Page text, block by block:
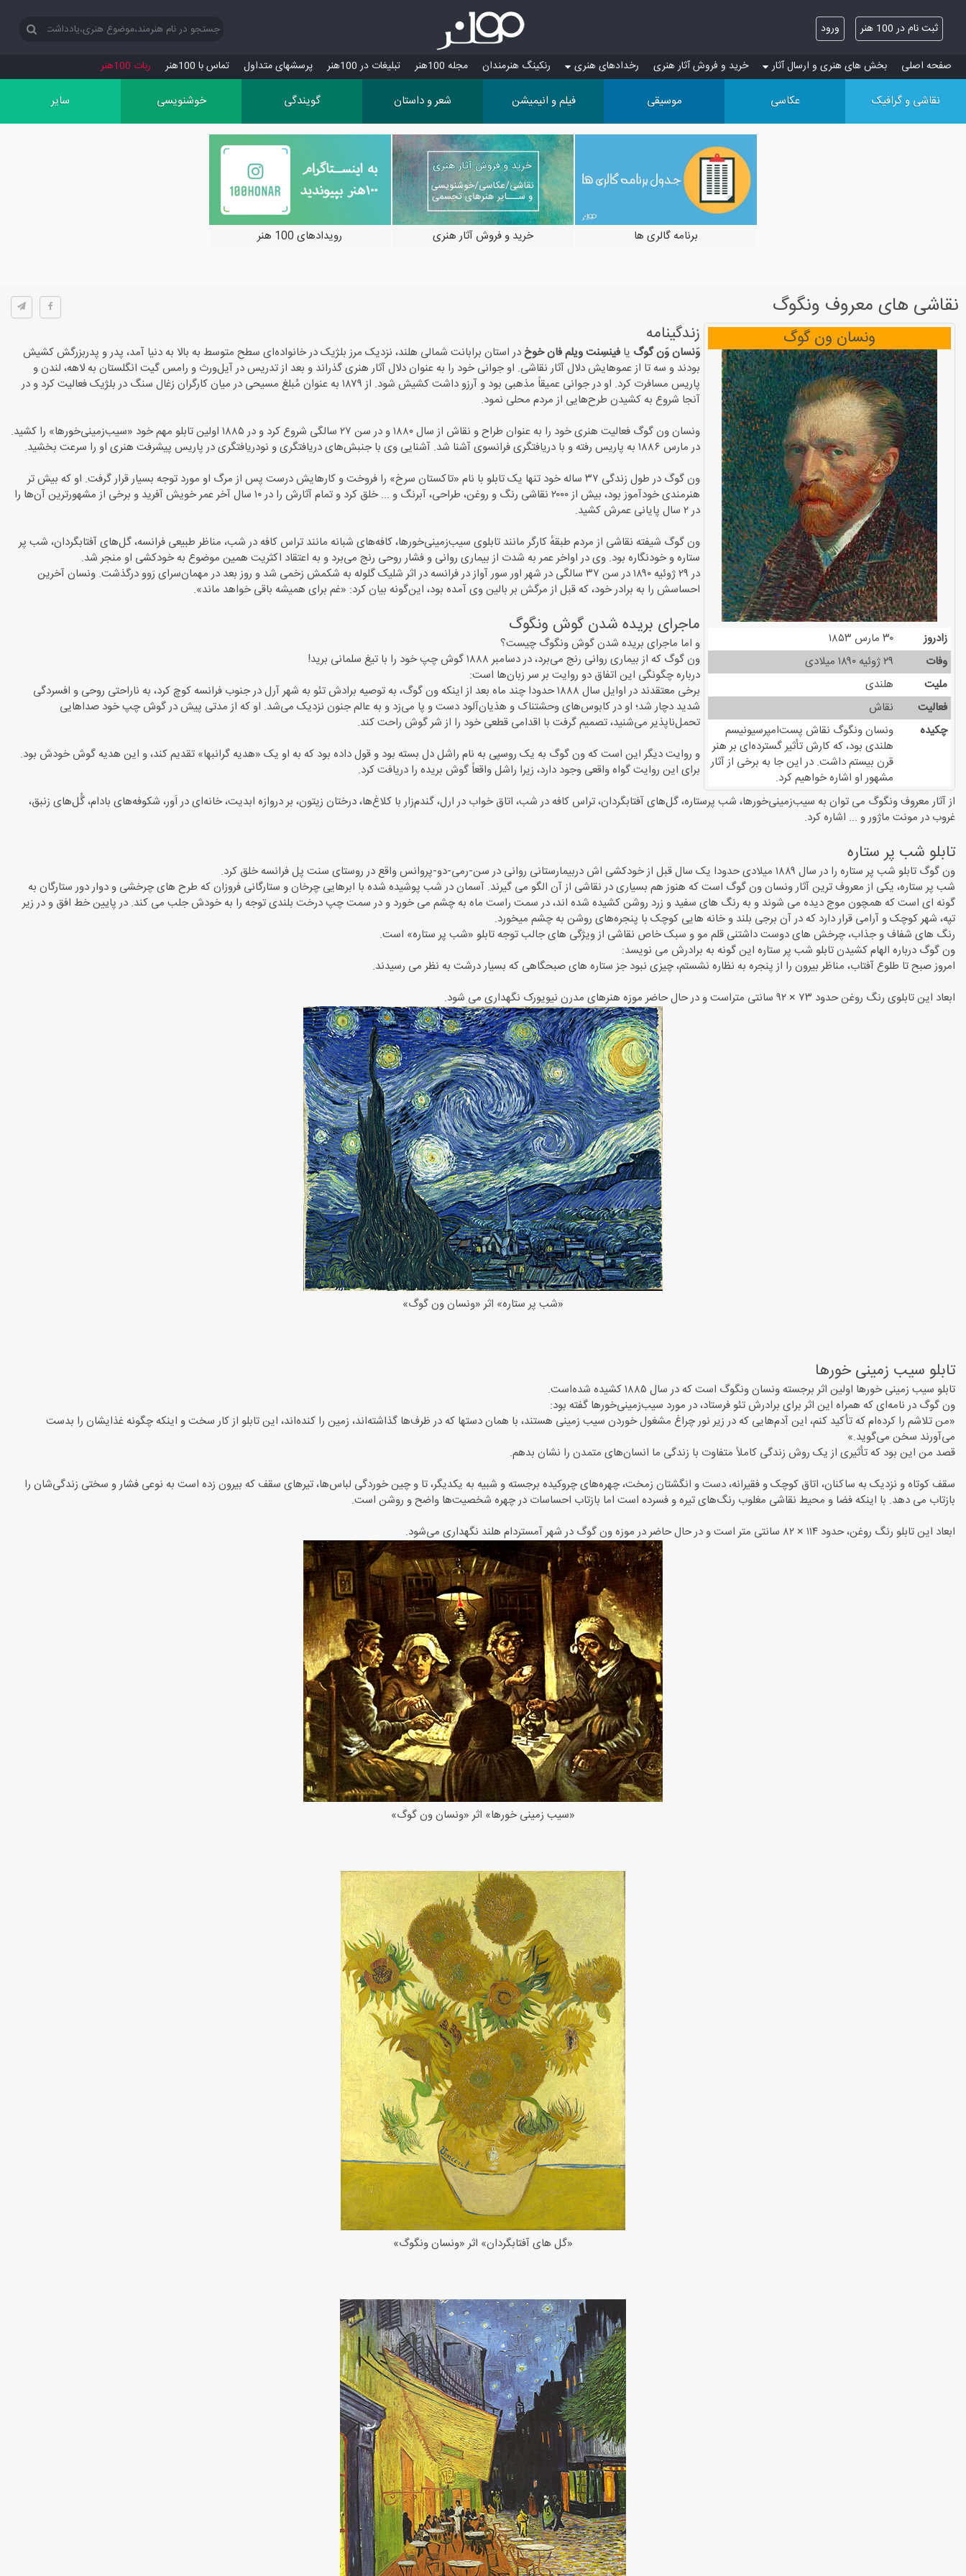
ثبت نام در 100 هنر ورود
صفحه اصلی بخش های هنری و ارسال آثار خرید و فروش آثار هنری رخدادهای هنری رنکینگ هنرمندان مجله 100هنر تبلیغات در 100هنر پرسش‏های متداول تماس با 100هنر ربات 100هنر
نقاشی و گرافیک عکاسی موسیقی فیلم و انیمیشن شعر و داستان گویندگی خوشنویسی سایر
رویدادهای 100 هنر خرید و فروش آثار هنری برنامه گالری ها
نقاشی های معروف ونگوگ
ونسان ون گوگ
زادروز
۳۰ مارس ۱۸۵۳
وفات
۲۹ ژوئیه ۱۸۹۰ میلادی
ملیت
هلندی
فعالیت
نقاش
چکیده
ونسان ونگوگ نقاش پست‌امپرسیونیسم
هلندی بود، که کارش تأثیر گسترده‌ای بر هنر
قرن بیستم داشت. در این جا به برخی از آثار
مشهور او اشاره خواهیم کرد.
زندگینامه
وَنسانوَن گوگ یا فینسِنت ویلم فان خوخدر استان برابانت شمالی هلند، نزدیک مرز بلژیک در خانواده‌ای سطح متوسط به بالا به دنیا آمد، پدر و پدربزرگش کشیش
بودند و سه‌ تا از عموهایش دلال آثار نقاشی. او جوانی خود را به عنوان دلال آثار هنری گذراند و بعد از تدریس در آیل‌ورث و رامس گیت انگلستان به لاهه، لندن و
پاریس مسافرت کرد. او در جوانی عمیقاً مذهبی بود و آرزو داشت کشیش شود. از ۱۸۷۹ به عنوان مُبلغ مسیحی در میان کارگران زغال سنگ در بلژیک فعالیت کرد و در
آنجا شروع به کشیدن طرح‌هایی از مردم محلی نمود.
ونسان ون گوگ فعالیت هنری خود را به عنوان طراح و نقاش از سال ۱۸۸۰ و در سن ۲۷ سالگی شروع کرد و در ۱۸۸۵ اولین تابلو مهم خود «سیب‌زمینی‌خورها» را کشید.
در مارس ۱۸۸۶ به پاریس رفته و با دریافتگری فرانسوی آشنا شد. آشنایی وی با جنبش‌های دریافتگری و نودریافتگری در پاریس پیشرفت هنری او را سرعت بخشید.
ون گوگ در طول زندگی ۳۷ ساله خود تنها یک تابلو با نام «تاکستان سرخ» را فروخت و کارهایش درست پس از مرگ او مورد توجه بسیار قرار گرفت. او که بیش تر
هنرمندی خودآموز بود، بیش از ۲۰۰۰ نقاشی رنگ و روغن، طراحی، آبرنگ و ... خلق کرد و تمام آثارش را در ۱۰ سال آخر عمر خویش آفرید و برخی از مشهورترین آن‌ها را
در ۲ سال پایانی عمرش کشید.
ون گوگ شیفته نقاشی از مردم طبقهٔ کارگر مانند تابلوی سیب‌زمینی‌خورها، کافه‌های شبانه مانند تراس کافه در شب، مناظر طبیعی فرانسه، گل‌های آفتابگردان، شب پر
ستاره و خودنگاره بود. وی در اواخر عمر به شدت از بیماری روانی و فشار روحی رنج می‌برد و به اعتقاد اکثریت همین موضوع به خودکشی او منجر شد.
در ۲۹ ژوئیه ۱۸۹۰ در سن ۳۷ سالگی در شهر اور سور آواز در فرانسه در اثر شلیک گلوله به شکمش زخمی شد و روز بعد در مهمان‌سرای رَوو درگذشت. ونسان آخرین
احساسش را به برادر خود، که قبل از مرگش بر بالین وی آمده بود، این‌گونه بیان کرد: «غم برای همیشه باقی خواهد ماند».
ماجرای بریده شدن گوش ونگوگ
و اما ماجرای بریده شدن گوش ونگوگ چیست؟
ون گوگ که از بیماری روانی رنج می‌برد، در دسامبر ۱۸۸۸ گوش چپ خود را با تیغ سلمانی برید!
درباره چگونگی این اتفاق دو روایت بر سر زبان‌ها است:
برخی معتقدند در اوایل سال ۱۸۸۸ حدودا چند ماه بعد از اینکه ون گوگ، به توصیه برادش تئو به شهر آرل در جنوب فرانسه کوچ کرد، به ناراحتی روحی و افسردگی
شدید دچار شد؛ او در کابوس‌های وحشتناک و هذیان‌آلود دست و پا می‌زد و به عالم جنون نزدیک می‌شد. او که از مدتی پیش در گوش چپ خود صداهایی
تحمل‌ناپذیر می‌شنید، تصمیم گرفت با اقدامی قطعی خود را از شر گوش راحت کند.
و روایت دیگر این است که ون گوگ به یک روسپی به نام راشل دل بسته بود و قول داده بود که به او یک «هدیه گرانبها» تقدیم کند، و این هدیه گوش خودش بود.
برای این روایت گواه واقعی وجود دارد، زیرا راشل واقعاً گوش بریده را دریافت کرد.
از آثار معروف ونگوگ می توان به سیب‌زمینی‌خورها، شب پرستاره، گل‌های آفتابگردان، تراس کافه در شب، اتاق خواب در ارل، گندم‌زار با کلاغ‌ها، درختان زیتون، بر دروازه ابدیت، خانه‌ای در اَور، شکوفه‌های بادام، گُل‌های زنبق،
غروب در مونت ماژور و ... اشاره کرد.
تابلو شب پر ستاره
ون گوگ تابلو شب پر ستاره را در سال ۱۸۸۹ میلادی حدودا یک سال قبل از خودکشی اش دربیمارستانی روانی در سن-رمی-دو-پروانس واقع در روستای سنت پل فرانسه خلق کرد.
شب پر ستاره، یکی از معروف ترین آثار ونسان ون گوگ است که هنوز هم بسیاری در نقاشی از آن الگو می گیرند. آسمان در شب پوشیده شده با ابرهایی چرخان و ستارگانی فروزان که طرح های چرخشی و دوار دور ستارگان به
گونه ای است که همچون موج دیده می شوند و به رنگ های سفید و زرد روشن کشیده شده اند، در سمت راست ماه به چشم می خورد و در سمت چپ درخت بلندی توجه را به خودش جلب می کند. در پایین خط افق و در زیر
تپه، شهر کوچک و آرامی قرار دارد که در آن برجی بلند و خانه هایی کوچک با پنجره‌های روشن به چشم میخورد.
رنگ های شفاف و جذاب، چرخش های دوست داشتنی قلم مو و سبک خاص نقاشی از ویژگی های جالب توجه تابلو «شب پر ستاره» است.
ون گوگ درباره الهام کشیدن تابلو شب پر ستاره این گونه به برادرش می نویسد:
امروز صبح تا طلوع آفتاب، مناظر بیرون را از پنجره به نظاره نشستم، چیزی نبود جز ستاره های صبحگاهی که بسیار درشت به نظر می رسیدند.
ابعاد این تابلوی رنگ روغن حدود ۷۳ × ۹۲ سانتی متراست و در حال حاضر موزه هنرهای مدرن نیویورک نگهداری می شود.
«شب پر ستاره» اثر «ونسان ون گوگ»
تابلو سیب زمینی خورها
تابلو سیب زمینی خورها اولین اثر برجسته ونسان ونگوگ است که در سال ۱۸۸۵ کشیده شده‌است.
ون گوگ در نامه‌ای که همراه این اثر برای برادرش تئو فرستاد، در مورد سیب‌زمینی‌خورها گفته بود:
«من تلاشم را کرده‌ام که تأکید کنم، این آدم‌هایی که در زیر نور چراغ مشغول خوردن سیب زمینی هستند، با همان دستها که در ظرف‌ها گذاشته‌اند، زمین را کنده‌اند، این تابلو از کار سخت و اینکه چگونه غذایشان را بدست
می‌آورند سخن می‌گوید.»
قصد من این بود که تأثیری از یک روش زندگی کاملاً متفاوت با زندگی ما انسان‌های متمدن را نشان بدهم.
سقف کوتاه و نزدیک به ساکنان، اتاق کوچک و فقیرانه، دست و انگشتان زمخت، چهره‌های چروکیده برجسته و شبیه به یکدیگر، تا و چین خوردگی لباس‌ها، تیرهای سقف که بیرون زده است به نوعی فشار و سختی زندگی‌شان را
بازتاب می دهد. با اینکه فضا و محیط نقاشی مغلوب رنگ‌های تیره و فسرده است اما بازتاب احساسات در چهره شخصیت‌ها واضح و روشن است.
ابعاد این تابلو رنگ روغن، حدود ۱۱۴ × ۸۲ سانتی متر است و در حال حاضر در موزه ون گوگ در شهر آمستردام هلند نگهداری می‌شود.
«سیب زمینی خورها» اثر «ونسان ون گوگ»
«گل های آفتابگردان» اثر «ونسان ونگوگ»